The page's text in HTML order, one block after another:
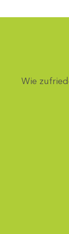
Wie